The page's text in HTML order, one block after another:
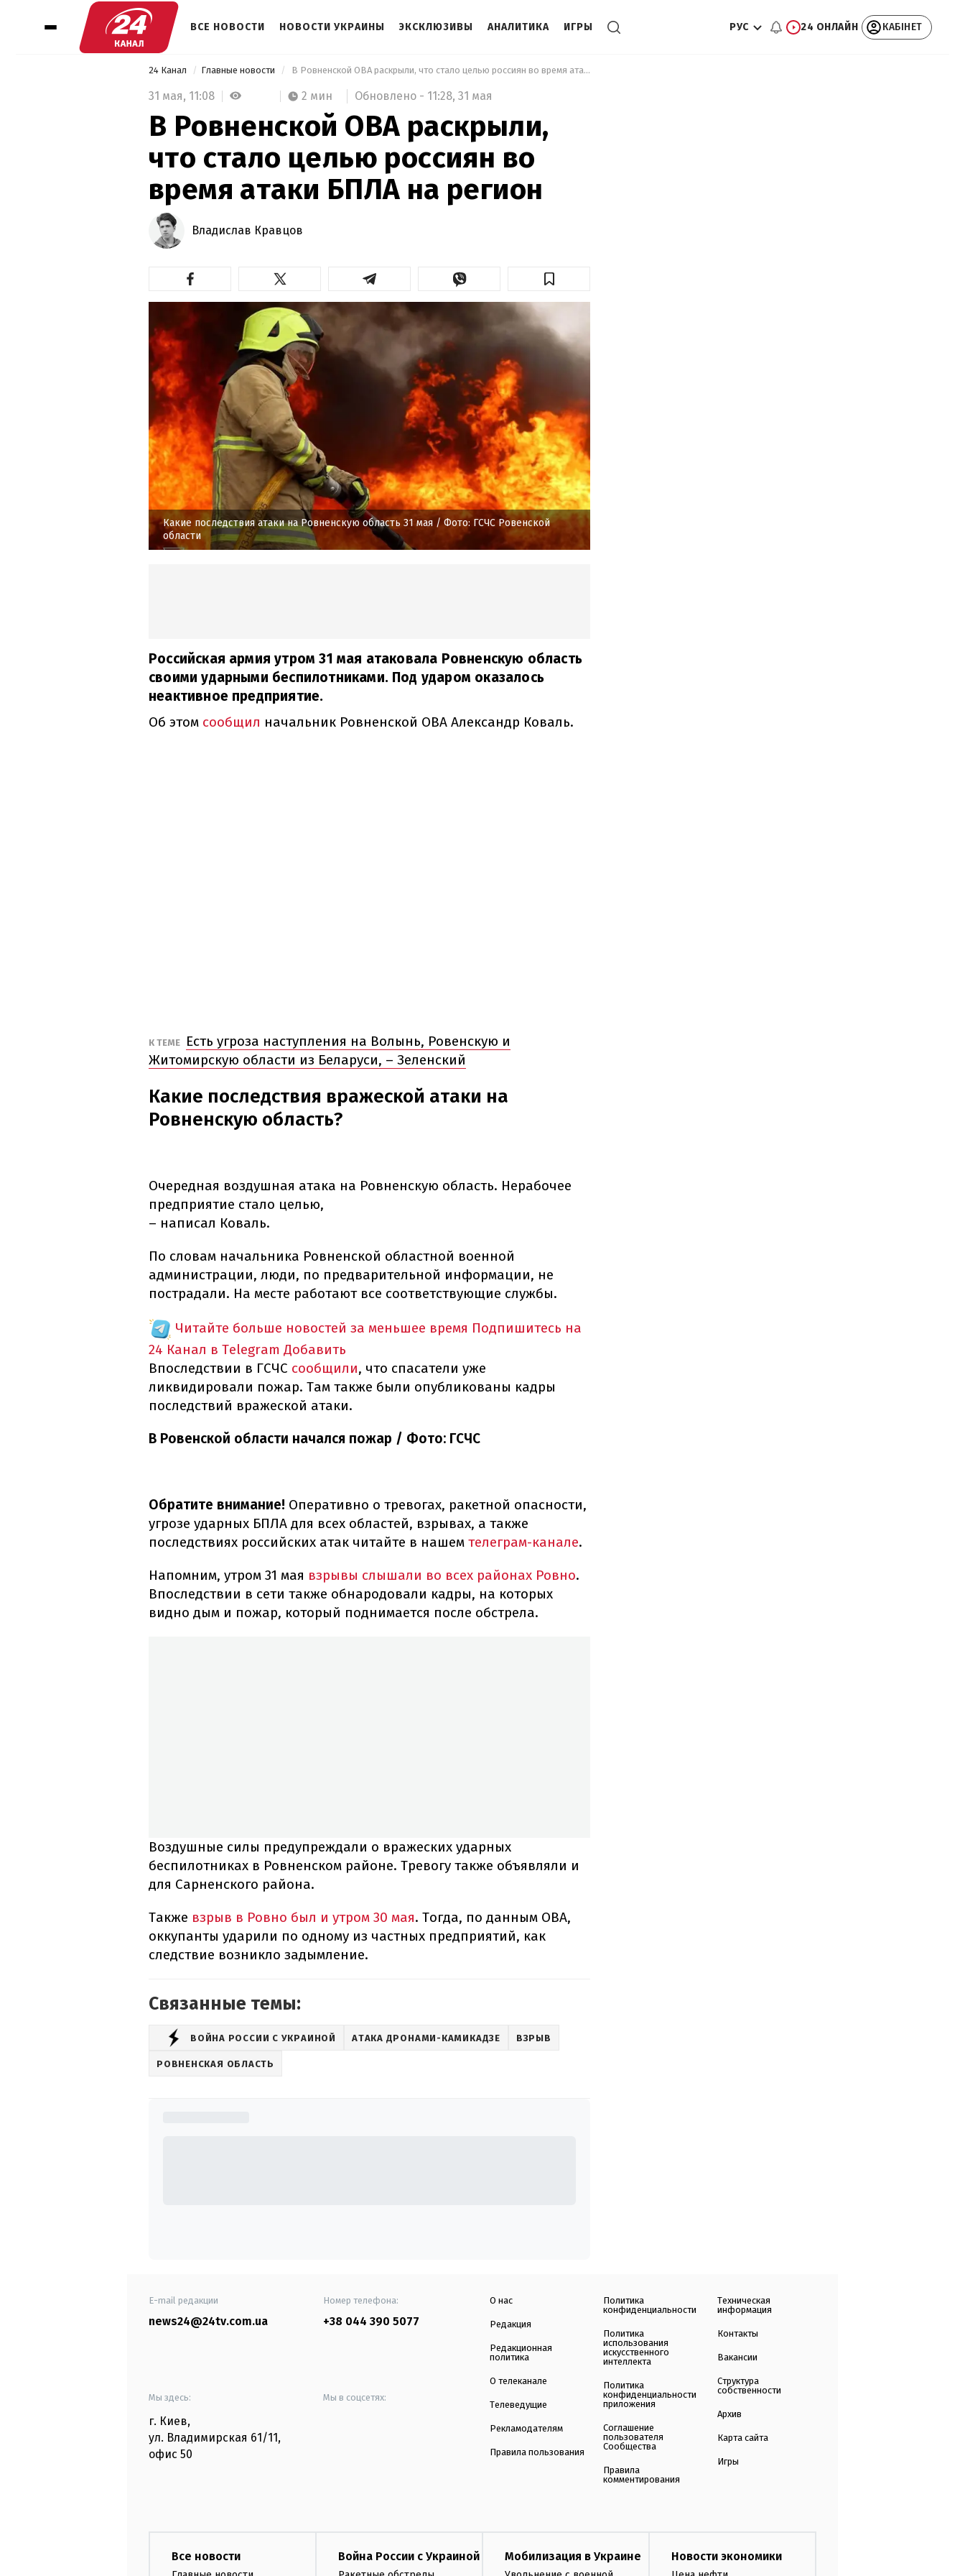
ВСЕ НОВОСТИ НОВОСТИ УКРАИНЫ ЭКСКЛЮЗИВЫ АНАЛИТИКА ИГРЫ РУС 24 ОНЛАЙН КАБІНЕТ
24 Канал Главные новости В Ровненской ОВА раскрыли, что стало целью россиян во время атаки БПЛА на регион
31 мая, 11:08 2 мин Обновлено - 11:28, 31 мая
В Ровненской ОВА раскрыли,
что стало целью россиян во
время атаки БПЛА на регион
Владислав Кравцов
Какие последствия атаки на Ровненскую область 31 мая / Фото: ГСЧС Ровенской
области
Российская армия утром 31 мая атаковала Ровненскую область
своими ударными беспилотниками. Под ударом оказалось
неактивное предприятие.
Об этом сообщил начальник Ровненской ОВА Александр Коваль.
К ТЕМЕ
Есть угроза наступления на Волынь, Ровенскую и
Житомирскую области из Беларуси, – Зеленский
Какие последствия вражеской атаки на
Ровненскую область?
Очередная воздушная атака на Ровненскую область. Нерабочее
предприятие стало целью,
– написал Коваль.
По словам начальника Ровненской областной военной
администрации, люди, по предварительной информации, не
пострадали. На месте работают все соответствующие службы.
Читайте больше новостей за меньшее время Подпишитесь на
24 Канал в Telegram Добавить
Впоследствии в ГСЧС сообщили, что спасатели уже
ликвидировали пожар. Там также были опубликованы кадры
последствий вражеской атаки.
В Ровенской области начался пожар / Фото: ГСЧС
Обратите внимание! Оперативно о тревогах, ракетной опасности,
угрозе ударных БПЛА для всех областей, взрывах, а также
последствиях российских атак читайте в нашем телеграм-канале.
Напомним, утром 31 мая взрывы слышали во всех районах Ровно.
Впоследствии в сети также обнародовали кадры, на которых
видно дым и пожар, который поднимается после обстрела.
Воздушные силы предупреждали о вражеских ударных
беспилотниках в Ровненском районе. Тревогу также объявляли и
для Сарненского района.
Также взрыв в Ровно был и утром 30 мая. Тогда, по данным ОВА,
оккупанты ударили по одному из частных предприятий, как
следствие возникло задымление.
Связанные темы:
ВОЙНА РОССИИ С УКРАИНОЙ АТАКА ДРОНАМИ-КАМИКАДЗЕ ВЗРЫВ
РОВНЕНСКАЯ ОБЛАСТЬ
E-mail редакции
news24@24tv.com.ua
Номер телефона:
+38 044 390 5077
Мы здесь:
г. Киев,
ул. Владимирская 61/11,
офис 50
Мы в соцсетях:
О нас
Редакция
Редакционная
политика
О телеканале
Телеведущие
Рекламодателям
Правила пользования
Политика
конфиденциальности
Политика
использования
искусственного
интеллекта
Политика
конфиденциальности
приложения
Соглашение
пользователя
Сообщества
Правила
комментирования
Техническая
информация
Контакты
Вакансии
Структура
собственности
Архив
Карта сайта
Игры
Все новости Война России с Украиной Мобилизация в Украине Новости экономики